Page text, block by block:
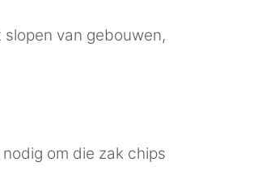
van gebouwen,
om die zak chips